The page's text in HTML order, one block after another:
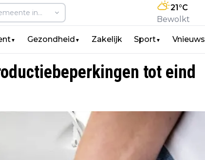
21°C
Bewolkt
▼ Gezondheid ▼ Zakelijk Sport▼ Vnieuws
tot eind